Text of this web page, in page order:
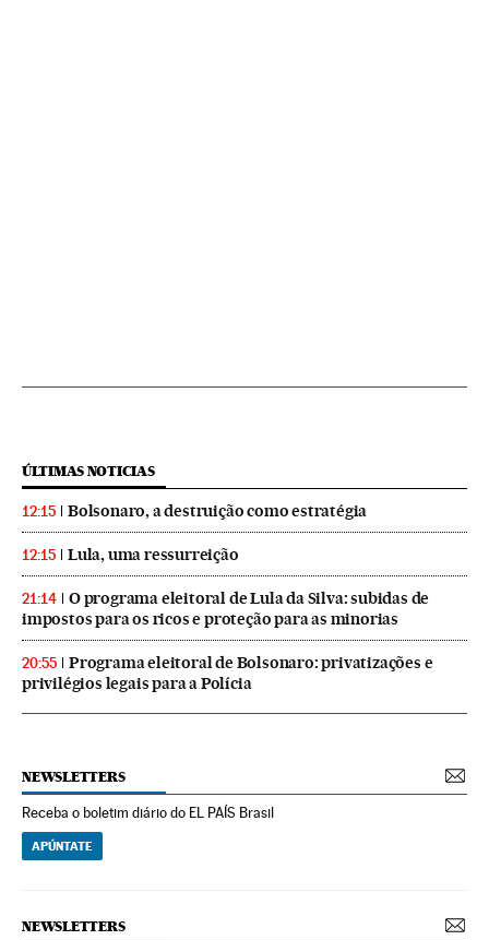
ÚLTIMAS NOTICIAS
12:15 Bolsonaro, a destruição como estratégia
12:15 Lula, uma ressurreição
21:14
O programa eleitoral de Lula da Silva: subidas de
impostos para os ricos e proteção para as minorias
20:55
Programa eleitoral de Bolsonaro: privatizações e
privilégios legais para a Polícia
NEWSLETTERS
Receba o boletim diário do EL PAÍS Brasil
APÚNTATE
NEWSLETTERS